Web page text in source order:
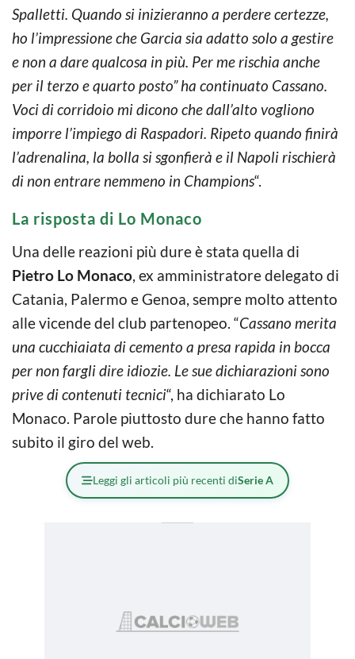
Spalletti. Quando si inizieranno a perdere certezze,
ho l’impressione che Garcia sia adatto solo a gestire
e non a dare qualcosa in più. Per me rischia anche
per il terzo e quarto posto” ha continuato Cassano.
Voci di corridoio mi dicono che dall’alto vogliono
imporre l’impiego di Raspadori. Ripeto quando finirà
l’adrenalina, la bolla si sgonfierà e il Napoli rischierà
di non entrare nemmeno in Champions“.
La risposta di Lo Monaco
Una delle reazioni più dure è stata quella di
Pietro Lo Monaco, ex amministratore delegato di
Catania, Palermo e Genoa, sempre molto attento
alle vicende del club partenopeo. “Cassano merita
una cucchiaiata di cemento a presa rapida in bocca
per non fargli dire idiozie. Le sue dichiarazioni sono
prive di contenuti tecnici“, ha dichiarato Lo
Monaco. Parole piuttosto dure che hanno fatto
subito il giro del web.
Leggi gli articoli più recenti diSerie A